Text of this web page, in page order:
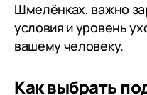
Шмелёнках, важно
условия и уровень
вашему человеку.
Как выбрать